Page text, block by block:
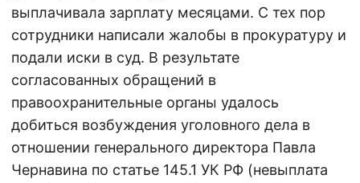
выплачивала зарплату месяцами. С тех пор
сотрудники написали жалобы в прокуратуру и
подали иски в суд. В результате
согласованных обращений в
правоохранительные органы удалось
добиться возбуждения уголовного дела в
отношении генерального директора Павла
Чернавина по статье 145.1 УК РФ (невыплата